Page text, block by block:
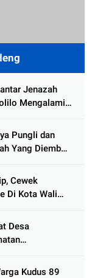
Jenazah
Mengalami
Pungli dan
Yang Diembat,
Mushola
Cewek
Di Kota Wali
Desa
Kudus 89